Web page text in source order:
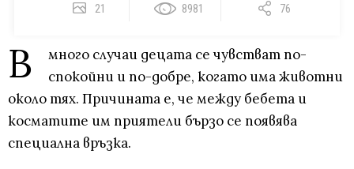
21 8981 76
В
много случаи децата се чувстват по-
спокойни и по-добре, когато има животни
около тях. Причината е, че между бебета и
косматите им приятели бързо се появява
специална връзка.